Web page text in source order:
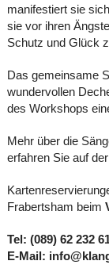
manifestiert sie
sie vor ihren
Schutz und Glück
Das gemeinsame
wundervollen
des Workshops
Mehr über die
erfahren Sie auf
Frabertsham beim
Tel: (089) 62 232
E-Mail: